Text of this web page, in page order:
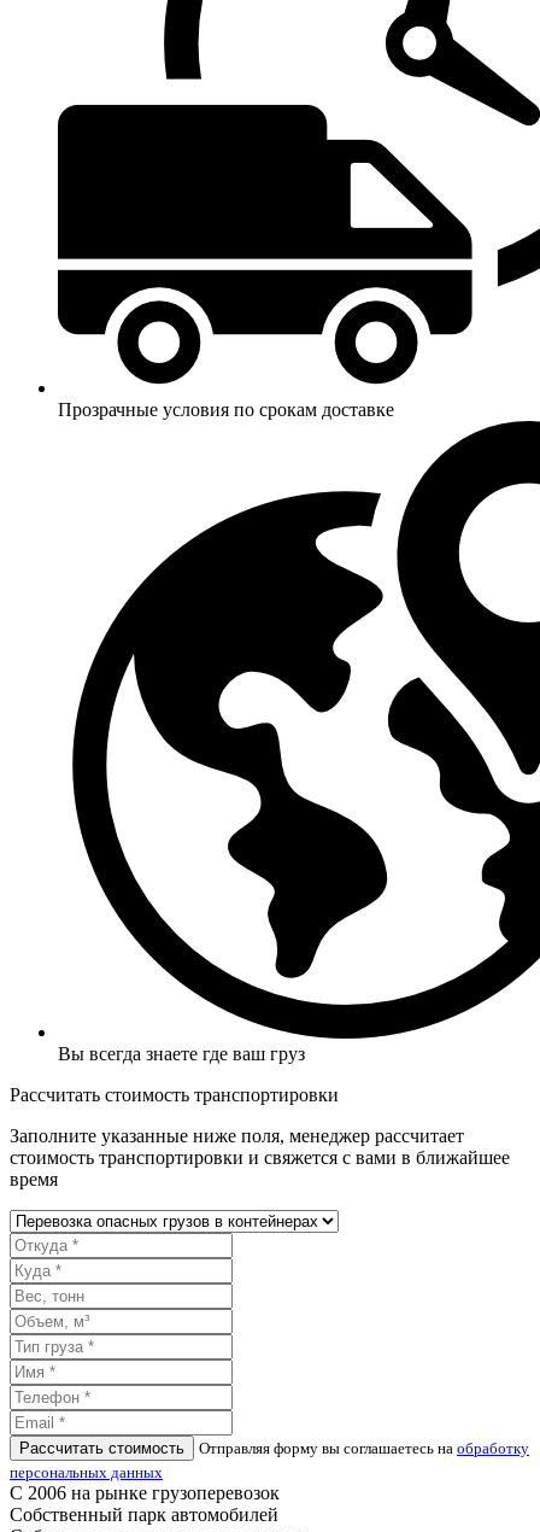
Прозрачные условия по срокам доставке
Вы всегда знаете где ваш груз
Рассчитать стоимость транспортировки
Заполните указанные ниже поля, менеджер рассчитает
стоимость транспортировки и свяжется с вами в ближайшее
время
Рассчитать стоимость Отправляя форму вы соглашаетесь на обработку
персональных данных
С 2006 на рынке грузоперевозок
Собственный парк автомобилей